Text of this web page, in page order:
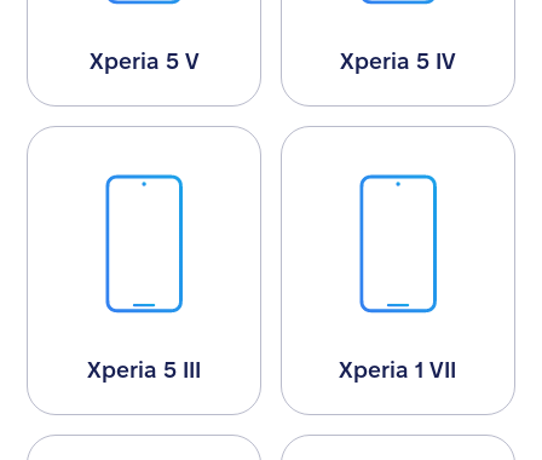
Xperia 5 V Xperia 5 IV
Xperia 5 III Xperia 1 VII